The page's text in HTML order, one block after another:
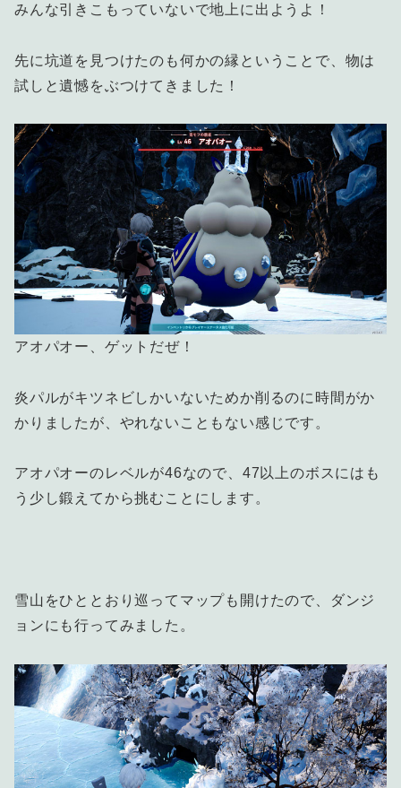
みんな引きこもっていないで地上に出ようよ！
先に坑道を見つけたのも何かの縁ということで、物は
試しと遺憾をぶつけてきました！
アオパオー、ゲットだぜ！
炎パルがキツネビしかいないためか削るのに時間がか
かりましたが、やれないこともない感じです。
アオパオーのレベルが46なので、47以上のボスにはも
う少し鍛えてから挑むことにします。
雪山をひととおり巡ってマップも開けたので、ダンジ
ョンにも行ってみました。